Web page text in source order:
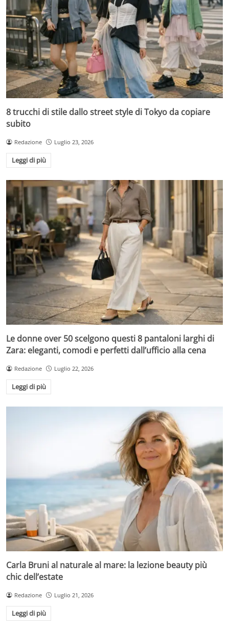
8 trucchi di stile dallo street style di Tokyo da copiare
subito
Redazione Luglio 23, 2026
Leggi di più
Le donne over 50 scelgono questi 8 pantaloni larghi di
Zara: eleganti, comodi e perfetti dall’ufficio alla cena
Redazione Luglio 22, 2026
Leggi di più
Carla Bruni al naturale al mare: la lezione beauty più
chic dell’estate
Redazione Luglio 21, 2026
Leggi di più